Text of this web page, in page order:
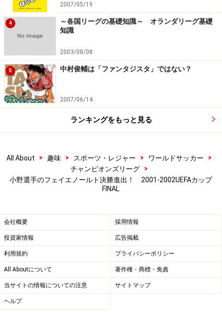
2007/05/19
4
～各国リーグの基礎知識～ オランダリーグ基礎
知識
2003/08/08
5 中村俊輔は「ファンタジスタ」ではない？
2007/06/14
ランキングをもっと見る
All About > 趣味 > スポーツ・レジャー > ワールドサッカー
>
チャンピオンズリーグ
>
小野選手のフェイエノールト決勝進出！ 2001-2002UEFAカップ
FINAL
会社概要 採用情報
投資家情報 広告掲載
利用規約 プライバシーポリシー
All Aboutについて 著作権・商標・免責
当サイトの情報についての注意 サイトマップ
ヘルプ